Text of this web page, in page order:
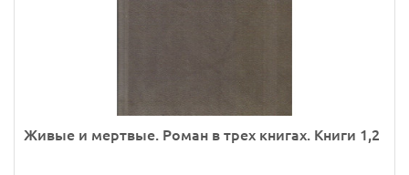
Живые и мертвые. Роман в трех книгах. Книги 1,2